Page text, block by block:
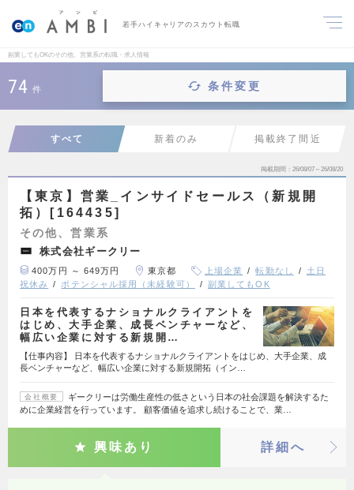
若手ハイキャリアのスカウト転職
副業してもOKのその他、営業系の転職・求人情報
74 件 条件変更
すべて 新着のみ 掲載終了間近
掲載期間 26/08/07～26/08/20
【東京】営業_インサイドセールス（新規開
拓）[164435]
その他、営業系
株式会社ギークリー
400万円 ～ 649万円 東京都 上場企業 転勤なし
土日
祝休み
ポテンシャル採用（未経験可） 副業してもOK
日本を代表するナショナルクライアントを
はじめ、大手企業、成長ベンチャーなど、
幅広い企業に対する新規開…
【仕事内容】 日本を代表するナショナルクライアントをはじめ、大手企業、成
長ベンチャーなど、幅広い企業に対する新規開拓（イン…
会社概要
ギークリーは労働生産性の低さという日本の社会課題を解決するた
めに企業経営を行っています。 顧客価値を追求し続けることで、業…
興味あり 詳細へ